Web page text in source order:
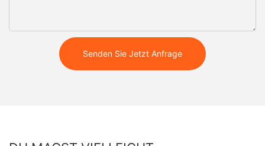
Senden Sie Jetzt Anfrage